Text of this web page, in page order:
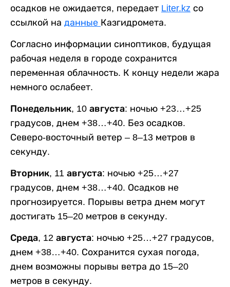
осадков не ожидается, передает Liter.kz со
ссылкой на данные Казгидромета.
Согласно информации синоптиков, будущая
рабочая неделя в городе сохранится
переменная облачность. К концу недели жара
немного ослабеет.
Понедельник, 10 августа: ночью +23…+25
градусов, днем +38…+40. Без осадков.
Северо-восточный ветер – 8–13 метров в
секунду.
Вторник, 11 августа: ночью +25…+27
градусов, днем +38…+40. Осадков не
прогнозируется. Порывы ветра днем могут
достигать 15–20 метров в секунду.
Среда, 12 августа: ночью +25…+27 градусов,
днем +38…+40. Сохранится сухая погода,
днем возможны порывы ветра до 15–20
метров в секунду.